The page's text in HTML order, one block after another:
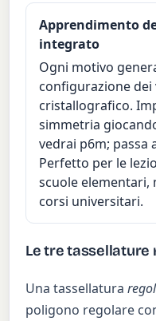
Apprendimento
integrato
Ogni motivo
configurazione
cristallografico.
simmetria
vedrai p6m; passa
Perfetto per le
scuole elementari,
corsi universitari.
Le tre tassellature
Una tassellatura
poligono regolare